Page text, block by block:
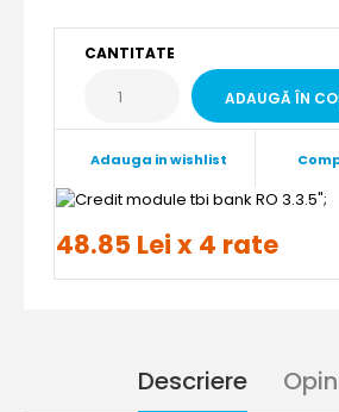
CANTITATE
Adauga in wishlist
";
48.85 Lei x 4 rate
Descriere